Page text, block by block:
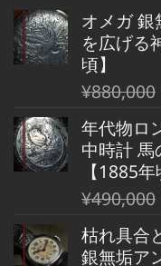
オメガ
を広げる
頃】
元
価
格
は
¥880,000
で
し
¥880,000
年代物ロ
中時計
【1885年
元
価
¥490,000
枯れ具合
銀無垢ア